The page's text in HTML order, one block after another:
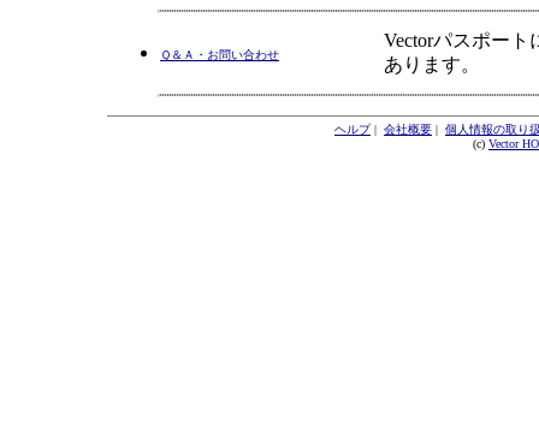
Ｑ＆Ａ・お問い合わせ
Vectorパスポー
あります。
ヘルプ| 会社概要 | 個人情報の取り
(c) Vector